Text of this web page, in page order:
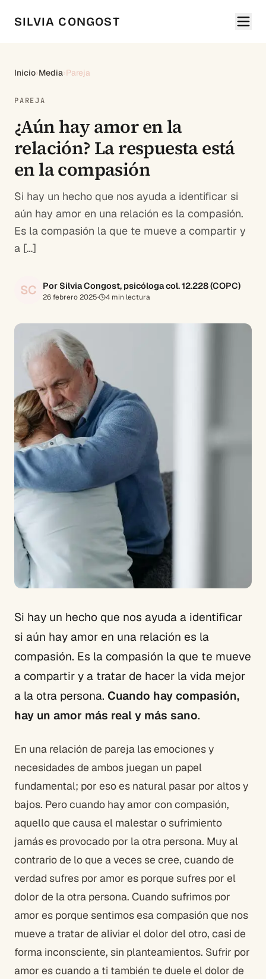
SILVIA CONGOST
Inicio›Media›Pareja
PAREJA
¿Aún hay amor en la
relación? La respuesta está
en la compasión
Si hay un hecho que nos ayuda a identificar si
aún hay amor en una relación es la compasión.
Es la compasión la que te mueve a compartir y
a […]
SC Por Silvia Congost, psicóloga col. 12.228 (COPC)
26 febrero 2025· 4 min lectura
Si hay un hecho que nos ayuda a identificar
si aún hay amor en una relación es la
compasión. Es la compasión la que te mueve
a compartir y a tratar de hacer la vida mejor
a la otra persona. Cuando hay compasión,
hay un amor más real y más sano.
En una relación de pareja las emociones y
necesidades de ambos juegan un papel
fundamental; por eso es natural pasar por altos y
bajos. Pero cuando hay amor con compasión,
aquello que causa el malestar o sufrimiento
jamás es provocado por la otra persona. Muy al
contrario de lo que a veces se cree, cuando de
verdad sufres por amor es porque sufres por el
dolor de la otra persona. Cuando sufrimos por
amor es porque sentimos esa compasión que nos
mueve a tratar de aliviar el dolor del otro, casi de
forma inconsciente, sin planteamientos. Sufrir por
amor es cuando a ti también te duele el dolor de